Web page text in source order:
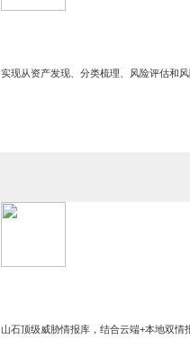
实现从资产发现、分类梳理、风险评估和
山石顶级威胁情报库，结合云端+本地双情